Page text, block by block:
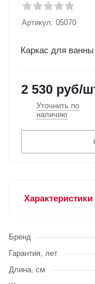
Артикул: 05070
Каркас для
2 530 руб/
Уточнить по
наличию
Характеристики
Бренд
Гарантия, лет
Длина, см